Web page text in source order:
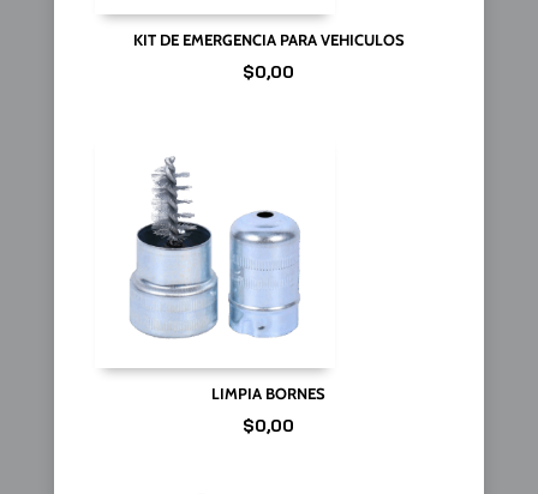
KIT DE EMERGENCIA PARA VEHICULOS
$0,00
LIMPIA BORNES
$0,00